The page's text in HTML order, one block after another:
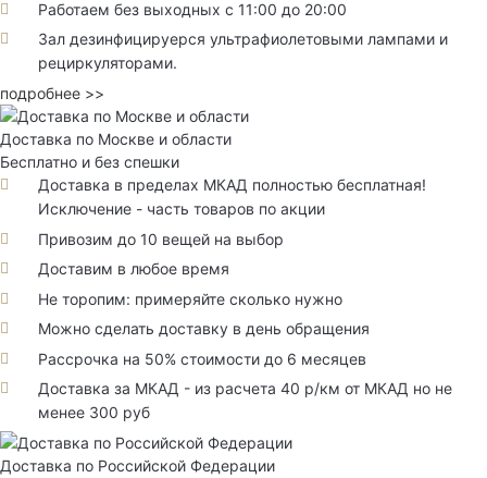
Работаем без выходных с 11:00 до 20:00
Зал дезинфицируерся ультрафиолетовыми лампами и
рециркуляторами.
подробнее >>
Доставка по Москве и области
Бесплатно и без спешки
Доставка в пределах МКАД полностью бесплатная!
Исключение - часть товаров по акции
Привозим до 10 вещей на выбор
Доставим в любое время
Не торопим: примеряйте сколько нужно
Можно сделать доставку в день обращения
Рассрочка на 50% стоимости до 6 месяцев
Доставка за МКАД - из расчета 40 р/км от МКАД но не
менее 300 руб
Доставка по Российской Федерации